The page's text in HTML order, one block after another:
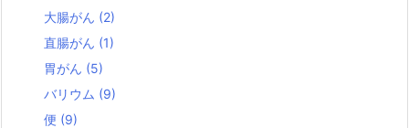
大腸がん (2)
直腸がん (1)
胃がん (5)
バリウム (9)
便 (9)